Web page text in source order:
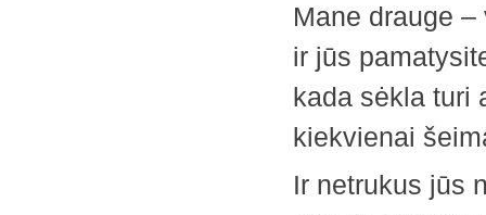
Mane drauge
ir jūs
kada sėkla turi
kiekvienai
Ir netrukus jūs